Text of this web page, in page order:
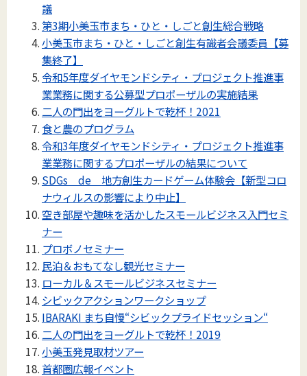
議
第3期小美玉市まち・ひと・しごと創生総合戦略
小美玉市まち・ひと・しごと創生有識者会議委員【募
集終了】
令和5年度ダイヤモンドシティ・プロジェクト推進事
業業務に関する公募型プロポーザルの実施結果
二人の門出をヨーグルトで乾杯！2021
食と農のプログラム
令和3年度ダイヤモンドシティ・プロジェクト推進事
業業務に関するプロポーザルの結果について
SDGs de 地方創生カードゲーム体験会【新型コロ
ナウィルスの影響により中止】
空き部屋や趣味を活かしたスモールビジネス入門セミ
ナー
プロボノセミナー
民泊＆おもてなし観光セミナー
ローカル＆スモールビジネスセミナー
シビックアクションワークショップ
IBARAKI まち自慢“シビックプライドセッション“
二人の門出をヨーグルトで乾杯！2019
小美玉発見取材ツアー
首都圏広報イベント